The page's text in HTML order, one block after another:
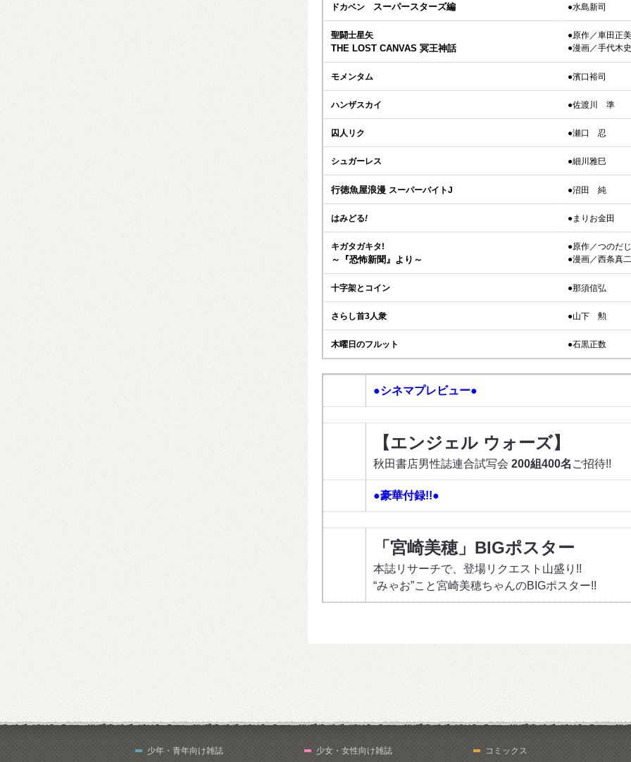
ドカベン スーパースターズ編 ●水島新司
聖闘士星矢
THE LOST CANVAS 冥王神話
●原作／車田正美
●漫画／手代木
モメンタム ●濱口裕司
ハンザスカイ ●佐渡川 準
囚人リク ●瀬口 忍
シュガーレス ●細川雅巳
行徳魚屋浪漫 スーパーバイトJ ●沼田 純
はみどる! ●まりお金田
キガタガキタ!
～『恐怖新聞』より～
●原作／つのだ
●漫画／西条真二
十字架とコイン ●那須信弘
さらし首3人衆 ●山下 勲
木曜日のフルット ●石黒正数
●シネマプレビュー●
【エンジェル ウォーズ】
秋田書店男性誌連合試写会 200組400名 ご招待!!
●豪華付録!!●
「宮崎美穂」BIGポスター
本誌リサーチで、登場リクエスト山盛り!!
“みゃお”こと宮崎美穂ちゃんのBIGポスター!!
少年・青年向け雑誌 少女・女性向け雑誌 コミックス